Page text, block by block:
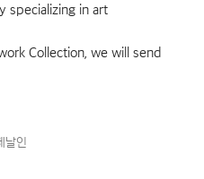
specializing in art
Collection, we will send
날인